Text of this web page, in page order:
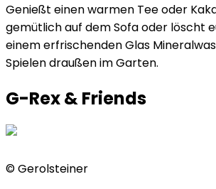
Genießt einen warmen Tee oder
gemütlich auf dem Sofa oder löscht
einem erfrischenden Glas
Spielen draußen im Garten.
G-Rex & Friends
©Gerolsteiner